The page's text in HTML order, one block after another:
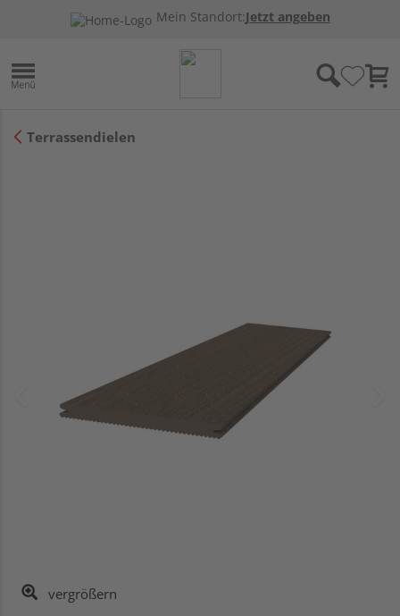
Mein Standort:Jetzt angeben
Terrassendielen
vergrößern